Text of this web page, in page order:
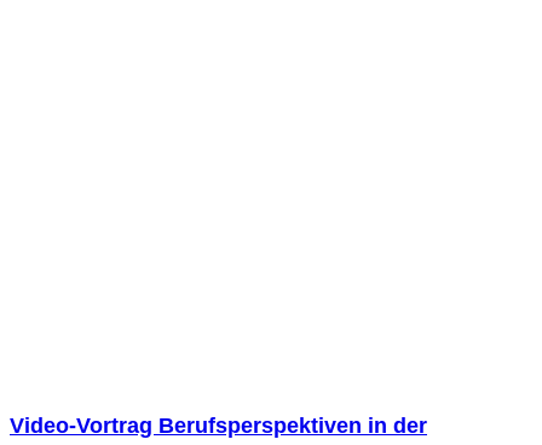
Video-Vortrag Berufsperspektiven in der